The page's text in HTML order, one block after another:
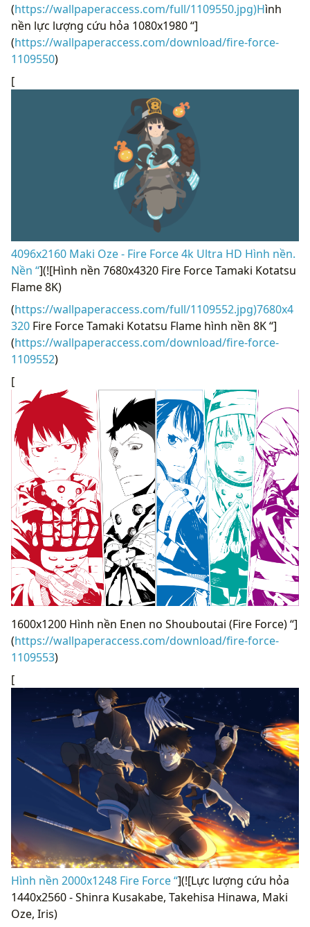
(https://wallpaperaccess.com/full/1109550.jpg)Hình
nền lực lượng cứu hỏa 1080x1980 “]
(https://wallpaperaccess.com/download/fire-force-
1109550)
[
4096x2160 Maki Oze - Fire Force 4k Ultra HD Hình nền.
Nền “](![Hình nền 7680x4320 Fire Force Tamaki Kotatsu
Flame 8K)
(https://wallpaperaccess.com/full/1109552.jpg)7680x4
320 Fire Force Tamaki Kotatsu Flame hình nền 8K “]
(https://wallpaperaccess.com/download/fire-force-
1109552)
[
1600x1200 Hình nền Enen no Shouboutai (Fire Force) “]
(https://wallpaperaccess.com/download/fire-force-
1109553)
[
Hình nền 2000x1248 Fire Force “](![Lực lượng cứu hỏa
1440x2560 - Shinra Kusakabe, Takehisa Hinawa, Maki
Oze, Iris)